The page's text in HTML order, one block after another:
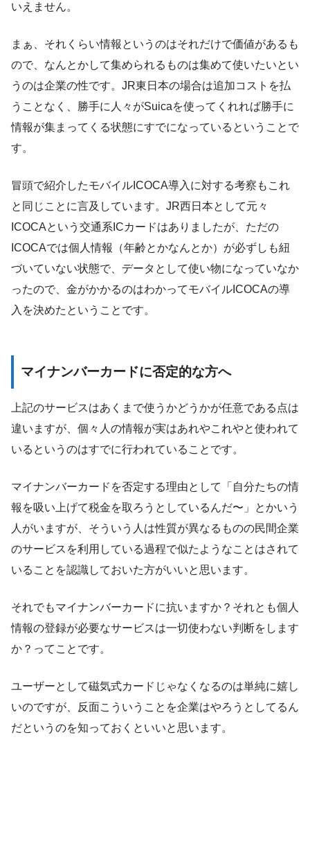
いえません。
まぁ、それくらい情報というのはそれだけで価値があるも
ので、なんとかして集められるものは集めて使いたいとい
うのは企業の性です。JR東日本の場合は追加コストを払
うことなく、勝手に人々がSuicaを使ってくれれば勝手に
情報が集まってくる状態にすでになっているということで
す。
冒頭で紹介したモバイルICOCA導入に対する考察もこれ
と同じことに言及しています。JR西日本として元々
ICOCAという交通系ICカードはありましたが、ただの
ICOCAでは個人情報（年齢とかなんとか）が必ずしも紐
づいていない状態で、データとして使い物になっていなか
ったので、金がかかるのはわかってモバイルICOCAの導
入を決めたということです。
マイナンバーカードに否定的な方へ
上記のサービスはあくまで使うかどうかが任意である点は
違いますが、個々人の情報が実はあれやこれやと使われて
いるというのはすでに行われていることです。
マイナンバーカードを否定する理由として「自分たちの情
報を吸い上げて税金を取ろうとしているんだ〜」とかいう
人がいますが、そういう人は性質が異なるものの民間企業
のサービスを利用している過程で似たようなことはされて
いることを認識しておいた方がいいと思います。
それでもマイナンバーカードに抗いますか？それとも個人
情報の登録が必要なサービスは一切使わない判断をします
か？ってことです。
ユーザーとして磁気式カードじゃなくなるのは単純に嬉し
いのですが、反面こういうことを企業はやろうとしてるん
だというのを知っておくといいと思います。